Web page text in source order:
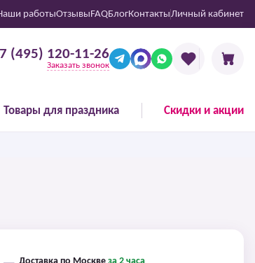
работыОтзывыFAQБлогКонтактыЛичный кабинет
(495) 120-11-26
Заказать звонок
Товары для праздника Скидки и акции